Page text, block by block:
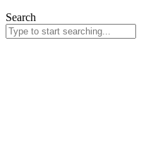
Search